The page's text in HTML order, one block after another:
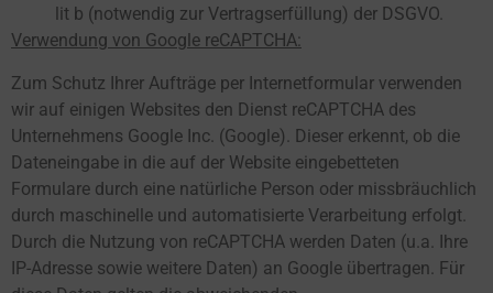
lit b (notwendig zur Vertragserfüllung) der DSGVO.
Verwendung von Google reCAPTCHA:
Zum Schutz Ihrer Aufträge per Internetformular verwenden
wir auf einigen Websites den Dienst reCAPTCHA des
Unternehmens Google Inc. (Google). Dieser erkennt, ob die
Dateneingabe in die auf der Website eingebetteten
Formulare durch eine natürliche Person oder missbräuchlich
durch maschinelle und automatisierte Verarbeitung erfolgt.
Durch die Nutzung von reCAPTCHA werden Daten (u.a. Ihre
IP-Adresse sowie weitere Daten) an Google übertragen. Für